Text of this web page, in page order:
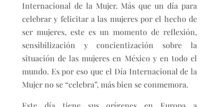
Internacional de la Mujer. Más que un día para
celebrar y felicitar a las mujeres por el hecho de
ser mujeres, este es un momento de reflexión,
sensibilización y concientización sobre la
situación de las mujeres en México y en todo el
mundo. Es por eso que el Día Internacional de la
Mujer no se “celebra”, más bien se conmemora.